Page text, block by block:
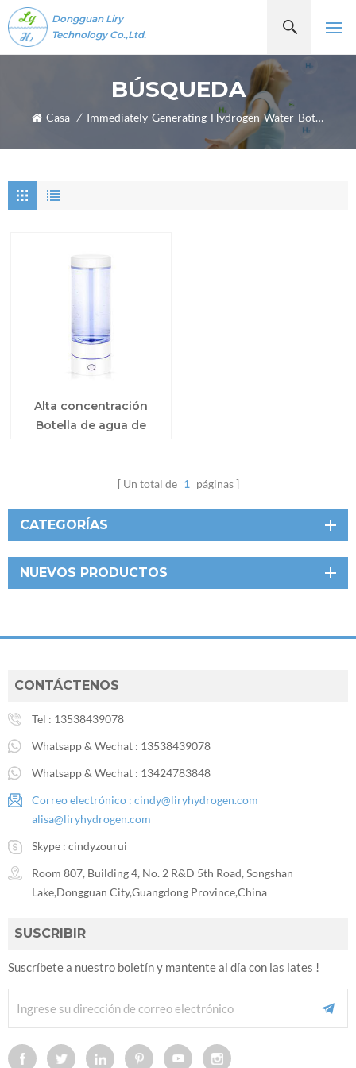
Dongguan Liry
Technology Co.,Ltd.
BÚSQUEDA
Casa / Immediately-Generating-Hydrogen-Water-Bottle
Alta concentración
Botella de agua de
Un total de 1 páginas
CATEGORÍAS
NUEVOS PRODUCTOS
CONTÁCTENOS
Tel : 13538439078
Whatsapp & Wechat : 13538439078
Whatsapp & Wechat : 13424783848
Correo electrónico : cindy@liryhydrogen.com
alisa@liryhydrogen.com
Skype : cindyzourui
Room 807, Building 4, No. 2 R&D 5th Road, Songshan
Lake,Dongguan City,Guangdong Province,China
SUSCRIBIR
Suscríbete a nuestro boletín y mantente al día con las lates !